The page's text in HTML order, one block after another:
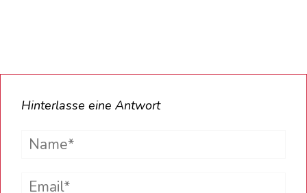
Hinterlasse eine Antwort
Name*
Email*